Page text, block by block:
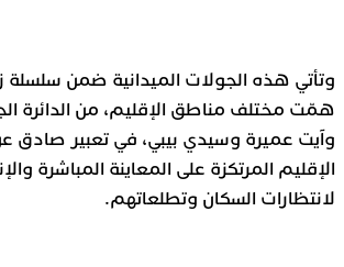
وتأتي هذه الجولات الميدانية ضمن سلسلة
همّت مختلف مناطق الإقليم، من الدائرة
وآيت عميرة وسيدي بيبي، في تعبير صادق
الإقليم المرتكزة على المعاينة المباشرة
لانتظارات السكان وتطلعاتهم.